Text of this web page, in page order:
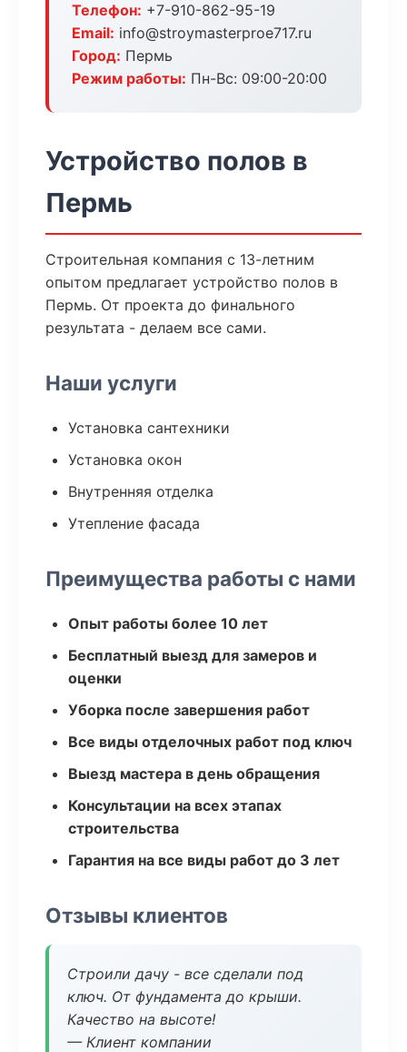
Телефон: +7-910-862-95-19
Email: info@stroymasterproe717.ru
Город: Пермь
Режим работы: Пн-Вс: 09:00-20:00
Устройство полов в
Пермь
Строительная компания с 13-летним
опытом предлагает устройство полов в
Пермь. От проекта до финального
результата - делаем все сами.
Наши услуги
Установка сантехники
Установка окон
Внутренняя отделка
Утепление фасада
Преимущества работы с нами
Опыт работы более 10 лет
Бесплатный выезд для замеров и
оценки
Уборка после завершения работ
Все виды отделочных работ под ключ
Выезд мастера в день обращения
Консультации на всех этапах
строительства
Гарантия на все виды работ до 3 лет
Отзывы клиентов
Строили дачу - все сделали под
ключ. От фундамента до крыши.
Качество на высоте!
— Клиент компании